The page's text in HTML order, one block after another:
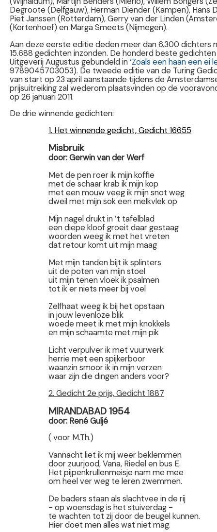
Degroote (Delfgauw), Herman Diender (Kampen), Hans
Piet Janssen (Rotterdam), Gerry van der Linden
(Kortenhoef) en Marga Smeets (Nijmegen).
Aan deze eerste editie deden meer dan 6.300 dichters
15.688 gedichten inzonden. De honderd beste
Uitgeverij Augustus gebundeld in‘Zoals een haan een ei
9789045703053). De tweede editie van de Turing
van start op 23 april aanstaande tijdens de
prijsuitreiking zal wederom plaatsvinden op de
op 26 januari 2011.
De drie winnende gedichten:
1. Het winnende gedicht, Gedicht 16655
Misbruik
door: Gerwin van der Werf
Met de pen roer ik mijn koffie
met de schaar krab ik mijn kop
met een mouw veeg ik mijn snot weg
dweil met mijn sok een melkvlek op
Mijn nagel drukt in ’t tafelblad
een diepe kloof groeit daar gestaag
woorden weeg ik met het vreten
dat retour komt uit mijn maag
Met mijn tanden bijt ik splinters
uit de poten van mijn stoel
uit mijn tenen vloek ik psalmen
tot ik er niets meer bij voel
Zelfhaat weeg ik bij het opstaan
in jouw levenloze blik
woede meet ik met mijn knokkels
en mijn schaamte met mijn pik
Licht verpulver ik met vuurwerk
herrie met een spijkerboor
waanzin smoor ik in mijn verzen
waar zijn die dingen anders voor?
2. Gedicht 2e prijs, Gedicht 1887
MIRANDABAD 1954
door: René Guljé
( voor M.Th.)
Vannacht liet ik mij weer beklemmen
door zuurjood, Vana, Riedel en bus E.
Het pijpenkrullenmeisje nam me mee
om heel ver weg te leren zwemmen.
De baders staan als slachtvee in de rij
- op woensdag is het stuiverdag -
te wachten tot zij door de beugel kunnen.
Hier doet men alles wat niet mag.